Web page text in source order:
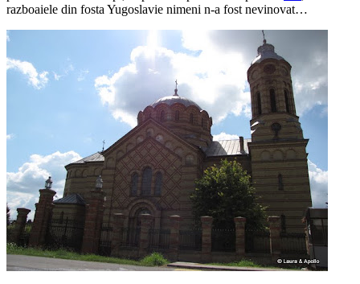
razboaiele din fosta Yugoslavie nimeni n-a fost nevinovat…